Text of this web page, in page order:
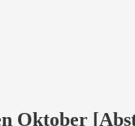
Oktober